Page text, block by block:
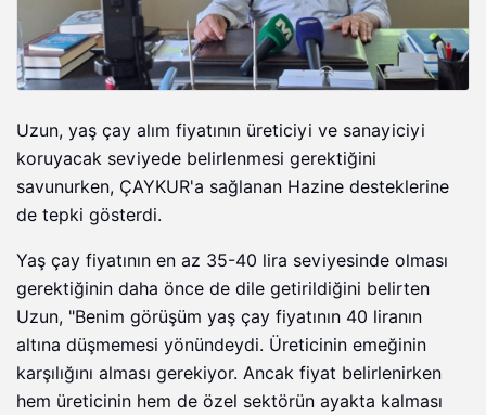
Uzun, yaş çay alım fiyatının üreticiyi ve sanayiciyi
koruyacak seviyede belirlenmesi gerektiğini
savunurken, ÇAYKUR'a sağlanan Hazine desteklerine
de tepki gösterdi.
Yaş çay fiyatının en az 35-40 lira seviyesinde olması
gerektiğinin daha önce de dile getirildiğini belirten
Uzun, "Benim görüşüm yaş çay fiyatının 40 liranın
altına düşmemesi yönündeydi. Üreticinin emeğinin
karşılığını alması gerekiyor. Ancak fiyat belirlenirken
hem üreticinin hem de özel sektörün ayakta kalması